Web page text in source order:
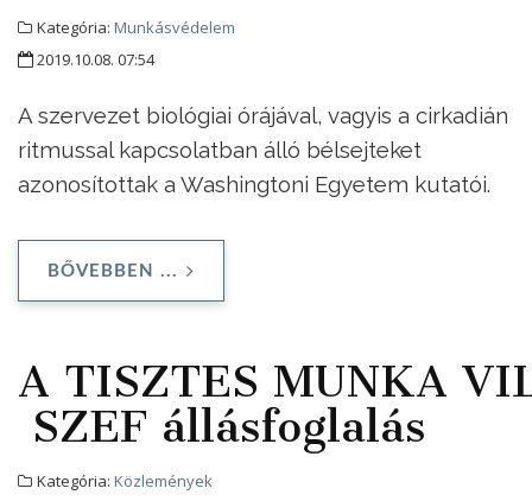
Kategória: Munkásvédelem
2019.10.08. 07:54
A szervezet biológiai órájával, vagyis a cirkadián
ritmussal kapcsolatban álló bélsejteket
azonosítottak a Washingtoni Egyetem kutatói.
BŐVEBBEN ...
A TISZTES MUNKA
SZEF állásfoglalás
Kategória: Közlemények